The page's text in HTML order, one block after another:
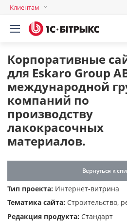
Клиентам
Логин
Пароль
Корпоративные
для Eskaro Group
международной
компаний по
производству
лакокрасочных
материалов.
Вернуться к
Тип проекта: Интернет-витрина
Тематика сайта: Строительство,
Редакция продукта: Стандарт